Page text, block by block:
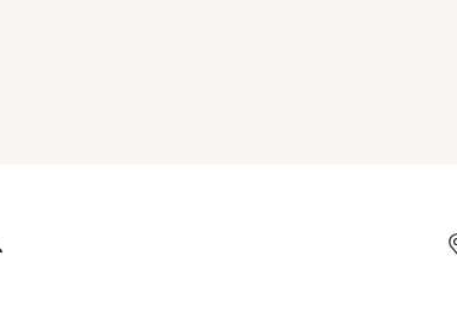
Aller à l'accueil de Crédit Municipal de Paris